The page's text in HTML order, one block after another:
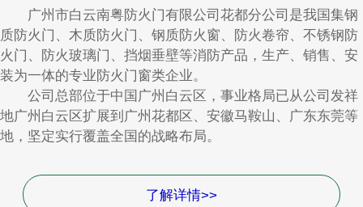
广州市白云南粤防火门有限公司花都分公司是我国集钢
质防火门、木质防火门、钢质防火窗、防火卷帘、不锈钢防
火门、防火玻璃门、挡烟垂壁等消防产品，生产、销售、安
装为一体的专业防火门窗类企业。
公司总部位于中国广州白云区，事业格局已从公司发祥
地广州白云区扩展到广州花都区、安徽马鞍山、广东东莞等
地，坚定实行覆盖全国的战略布局。
了解详情>>